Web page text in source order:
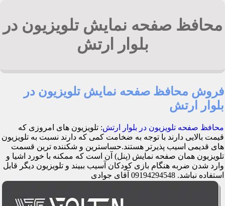
محافظ صفحه نمایش تلویزیون در
بلوار ارتش
فروش محافظ صفحه نمایش تلویزیون در
بلوار ارتش
محافظ صفحه تلویزیون در بلوار ارتش: تلویزیون های امروزی که
قیمت بالایی دارند با توجه به ضخامت کمی که دارند نسبت به تلویزیون
های قدیمی اسیب پذیرتر هستند.حساسترین و شکننده ترین قسمت
تلویزیون همان صفحه نمایش (پنل) آن است که ممکنه با خورد اشیا و
وارد شدن ضربه هنگام بازی کودکان آسیب ببیند و تلویزیون دیگر قابل
استفاده نباشد. 09194294548 آقای جوادی